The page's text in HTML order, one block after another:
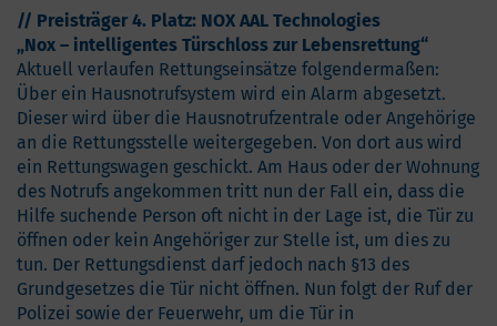
// Preisträger 4. Platz: NOX AAL Technologies
„Nox – intelligentes Türschloss zur Lebensrettung“
Aktuell verlaufen Rettungseinsätze folgendermaßen:
Über ein Hausnotrufsystem wird ein Alarm abgesetzt.
Dieser wird über die Hausnotrufzentrale oder Angehörige
an die Rettungsstelle weitergegeben. Von dort aus wird
ein Rettungswagen geschickt. Am Haus oder der Wohnung
des Notrufs angekommen tritt nun der Fall ein, dass die
Hilfe suchende Person oft nicht in der Lage ist, die Tür zu
öffnen oder kein Angehöriger zur Stelle ist, um dies zu
tun. Der Rettungsdienst darf jedoch nach §13 des
Grundgesetzes die Tür nicht öffnen. Nun folgt der Ruf der
Polizei sowie der Feuerwehr, um die Tür in